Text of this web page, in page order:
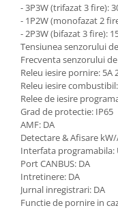
Panouri radiante
Accesorii
Redresoare si roboti
Pompe de apa
Motopompe
Pompe submersibile
presiune
Pompe submersibile
Pompe de suprafata
Pompe submersibile
- 3P3W (trifazat 3 fire):
- 1P2W (monofazat 2
- 2P3W (bifazat 3 fire):
Tensiunea senzorului
Frecventa senzorului
Releu iesire pornire: 5A
Releu iesire
Relee de iesire
Grad de protectie: IP65
AMF: DA
Detectare & Afisare kW/
Interfata programabila:
Port CANBUS: DA
Intretinere: DA
Jurnal inregistrari: DA
Functie de pornire in